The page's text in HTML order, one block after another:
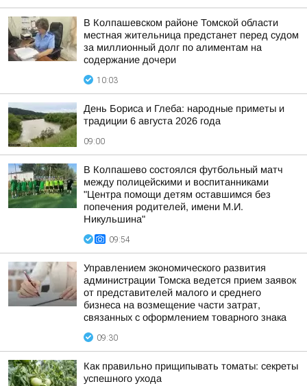
В Колпашевском районе Томской области
местная жительница предстанет перед судом
за миллионный долг по алиментам на
содержание дочери
10:03
День Бориса и Глеба: народные приметы и
традиции 6 августа 2026 года
09:00
В Колпашево состоялся футбольный матч
между полицейскими и воспитанниками
"Центра помощи детям оставшимся без
попечения родителей, имени М.И.
Никульшина"
09:54
Управлением экономического развития
администрации Томска ведется прием заявок
от представителей малого и среднего
бизнеса на возмещение части затрат,
связанных с оформлением товарного знака
09:30
Как правильно прищипывать томаты: секреты
успешного ухода